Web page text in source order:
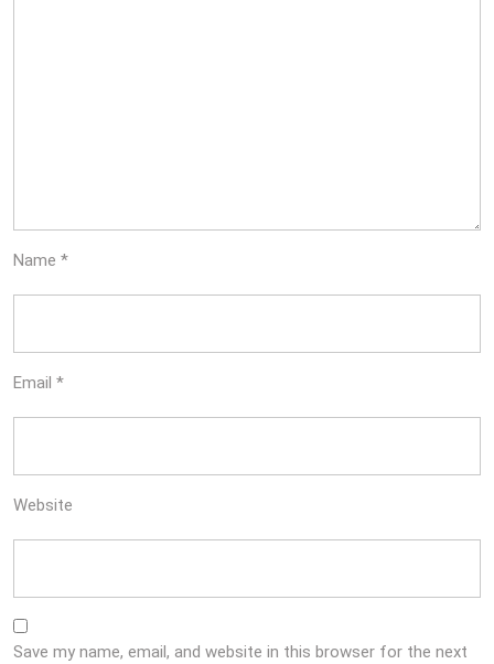
Name *
Email *
Website
Save my name, email, and website in this browser for the next